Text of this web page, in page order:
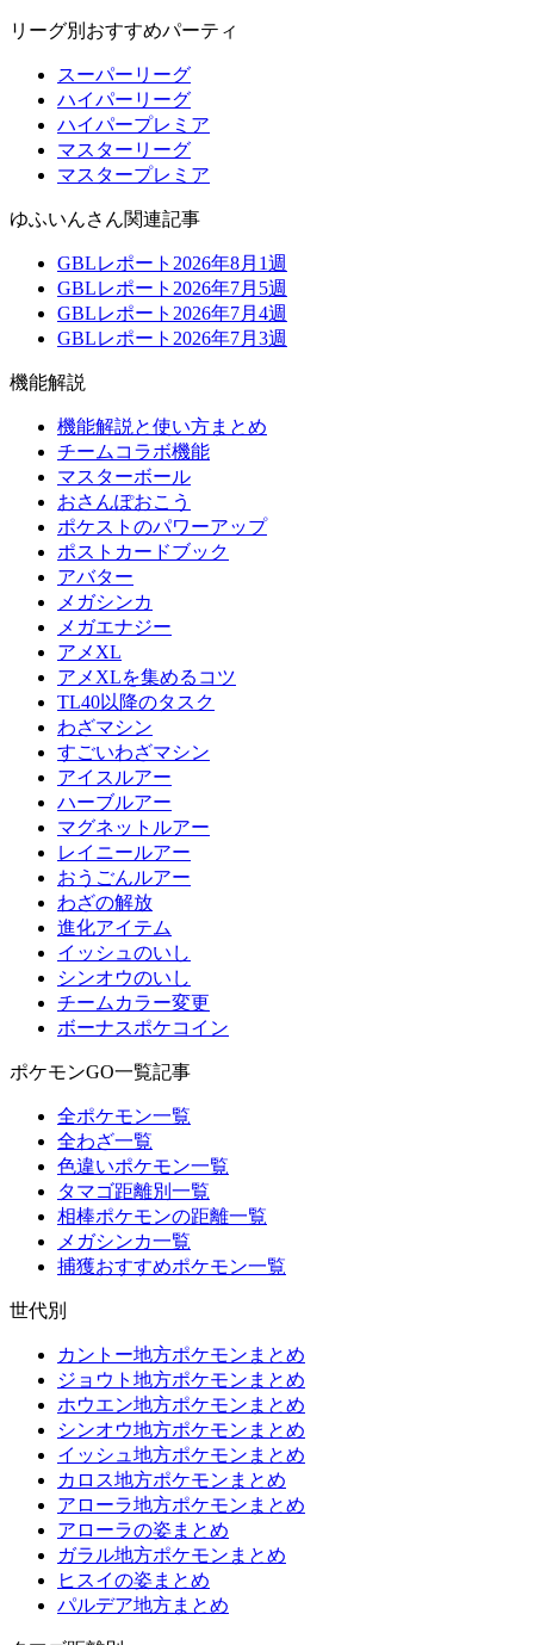
リーグ別おすすめパーティ
スーパーリーグ
ハイパーリーグ
ハイパープレミア
マスターリーグ
マスタープレミア
ゆふいんさん関連記事
GBLレポート2026年8月1週
GBLレポート2026年7月5週
GBLレポート2026年7月4週
GBLレポート2026年7月3週
機能解説
機能解説と使い方まとめ
チームコラボ機能
マスターボール
おさんぽおこう
ポケストのパワーアップ
ポストカードブック
アバター
メガシンカ
メガエナジー
アメXL
アメXLを集めるコツ
TL40以降のタスク
わざマシン
すごいわざマシン
アイスルアー
ハーブルアー
マグネットルアー
レイニールアー
おうごんルアー
わざの解放
進化アイテム
イッシュのいし
シンオウのいし
チームカラー変更
ボーナスポケコイン
ポケモンGO一覧記事
全ポケモン一覧
全わざ一覧
色違いポケモン一覧
タマゴ距離別一覧
相棒ポケモンの距離一覧
メガシンカ一覧
捕獲おすすめポケモン一覧
世代別
カントー地方ポケモンまとめ
ジョウト地方ポケモンまとめ
ホウエン地方ポケモンまとめ
シンオウ地方ポケモンまとめ
イッシュ地方ポケモンまとめ
カロス地方ポケモンまとめ
アローラ地方ポケモンまとめ
アローラの姿まとめ
ガラル地方ポケモンまとめ
ヒスイの姿まとめ
パルデア地方まとめ